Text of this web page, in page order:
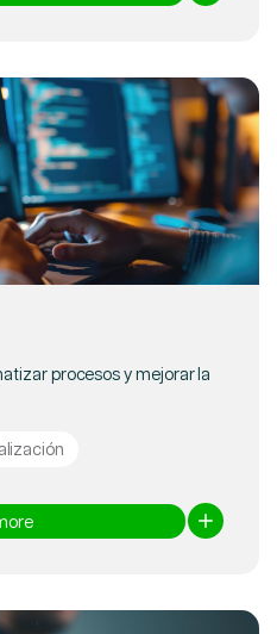
procesos y mejorar la